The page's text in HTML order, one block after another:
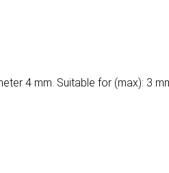
4 mm. Suitable for (max): 3